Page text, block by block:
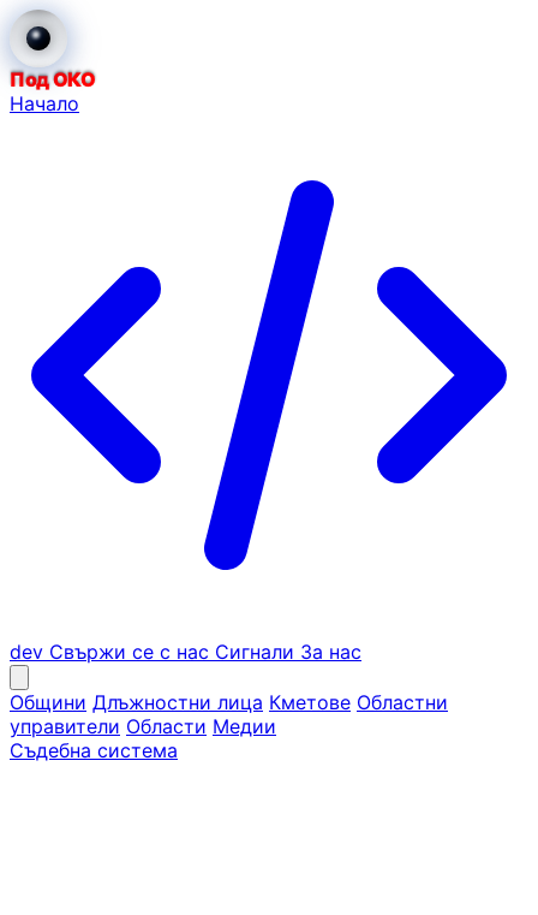
Под ОКО
Начало
dev Свържи се с нас Сигнали За нас
Общини Длъжностни лица Кметове Областни
управители Области Медии
Съдебна система